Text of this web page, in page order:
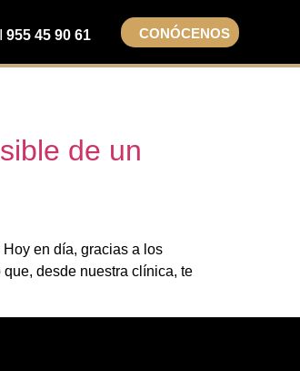
955 45 90 61 CONÓCENOS
de un
en día, gracias a los
desde nuestra clínica, te